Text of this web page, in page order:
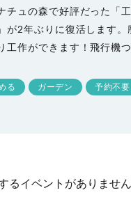
チュの森で好評だった「
が2年ぶりに復活します。
工作ができます！飛行機
る ガーデン 予約不要
るイベントがありません